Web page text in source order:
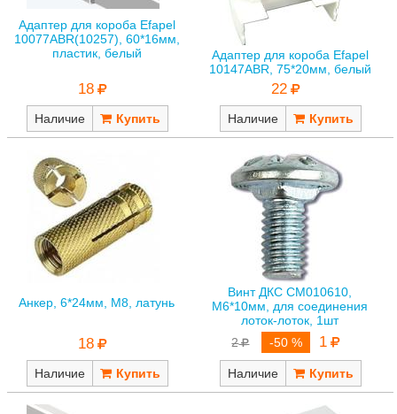
Адаптер для короба Efapel
10077ABR(10257), 60*16мм,
пластик, белый
18
Наличие
Адаптер для короба Efapel
10147ABR, 75*20мм, белый
22
Наличие
Анкер, 6*24мм, M8, латунь
18
Наличие
Винт ДКС CM010610,
M6*10мм, для соединения
лоток-лоток, 1шт
2
-50 % 1
Наличие